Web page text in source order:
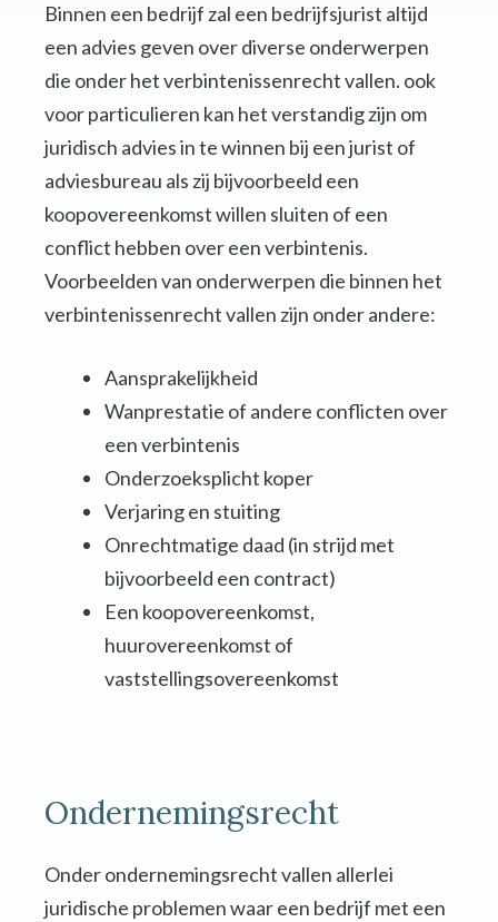
Binnen een bedrijf zal een bedrijfsjurist altijd
een advies geven over diverse onderwerpen
die onder het verbintenissenrecht vallen. ook
voor particulieren kan het verstandig zijn om
juridisch advies in te winnen bij een jurist of
adviesbureau als zij bijvoorbeeld een
koopovereenkomst willen sluiten of een
conflict hebben over een verbintenis.
Voorbeelden van onderwerpen die binnen het
verbintenissenrecht vallen zijn onder andere:
Aansprakelijkheid
Wanprestatie of andere conflicten over
een verbintenis
Onderzoeksplicht koper
Verjaring en stuiting
Onrechtmatige daad (in strijd met
bijvoorbeeld een contract)
Een koopovereenkomst,
huurovereenkomst of
vaststellingsovereenkomst
Ondernemingsrecht
Onder ondernemingsrecht vallen allerlei
juridische problemen waar een bedrijf met een